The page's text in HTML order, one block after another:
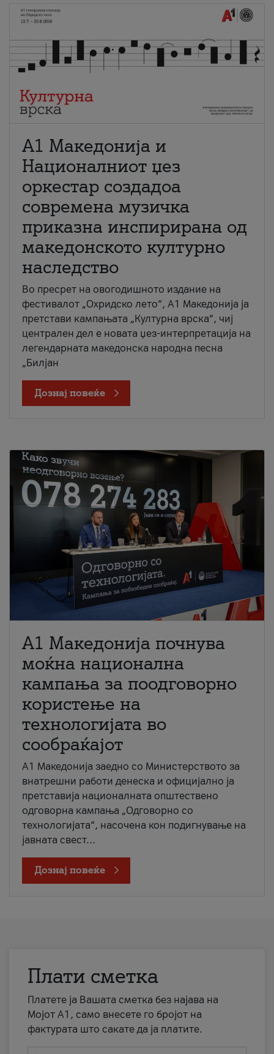
А1 Македонија и
Националниот џез
оркестар создадоа
современа музичка
приказна инспирирана од
македонското културно
наследство
Во пресрет на овогодишното издание на
фестивалот „Охридско лето“, А1 Македонија ја
претстави кампањата „Културна врска“, чиј
централен дел е новата џез-интерпретација на
легендарната македонска народна песна
„Билјан
Дознај повеќе
A1 Македонија почнува
моќна национална
кампања за поодговорно
користење на
технологијата во
сообраќајот
A1 Македонија заедно со Министерството за
внатрешни работи денеска и официјално ја
претставија националната општествено
одговорна кампања „Одговорно со
технологијата“, насочена кон подигнување на
јавната свест...
Дознај повеќе
Плати сметка
Платете ја Вашата сметка без најава на
Мојот А1, само внесете го бројот на
фактурата што сакате да ја платите.